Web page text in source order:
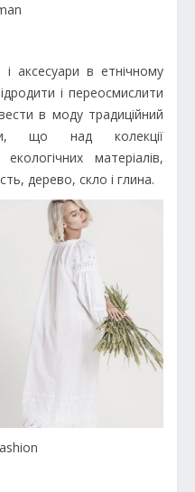
аксесуари в етнічному
і переосмислити
в моду традиційний
що над колекції
матеріалів,
дерево, скло і глина.